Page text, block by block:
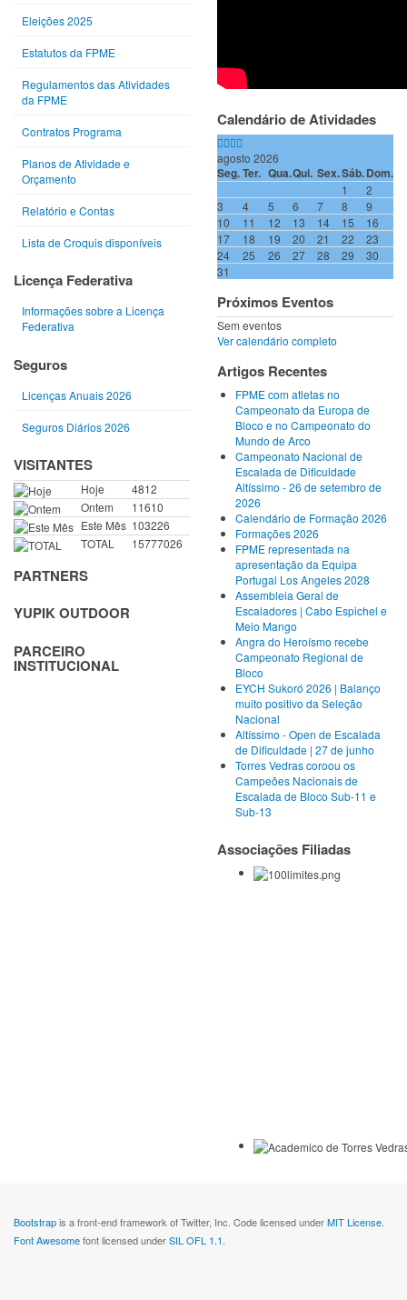
Eleições 2025
Estatutos da FPME
Regulamentos das Atividades
da FPME
Contratos Programa
Planos de Atividade e
Orçamento
Relatório e Contas
Lista de Croquis disponíveis
Licença Federativa
Informações sobre a Licença
Federativa
Seguros
Licenças Anuais 2026
Seguros Diários 2026
VISITANTES
Hoje
4812
Ontem
11610
Este Mês 103226
TOTAL
15777026
PARTNERS
YUPIK OUTDOOR
PARCEIRO
INSTITUCIONAL
Calendário de Atividades
agosto 2026
Seg.Ter. Qua.Qui. Sex.Sáb.Dom.
1
2
3
4 5 6 7 8
9
10
11 12 13 14 15
16
17
18 19 20 21 22
23
24
25 26 27 28 29
30
31
Próximos Eventos
Sem eventos
Ver calendário completo
Artigos Recentes
FPME com atletas no
Campeonato da Europa de
Bloco e no Campeonato do
Mundo de Arco
Campeonato Nacional de
Escalada de Dificuldade
Altíssimo - 26 de setembro de
2026
Calendário de Formação 2026
Formações 2026
FPME representada na
apresentação da Equipa
Portugal Los Angeles 2028
Assembleia Geral de
Escaladores | Cabo Espichel e
Meio Mango
Angra do Heroísmo recebe
Campeonato Regional de
Bloco
EYCH Sukoró 2026 | Balanço
muito positivo da Seleção
Nacional
Altíssimo - Open de Escalada
de Dificuldade | 27 de junho
Torres Vedras coroou os
Campeões Nacionais de
Escalada de Bloco Sub-11 e
Sub-13
Associações Filiadas
Bootstrapis a front-end framework of Twitter, Inc. Code licensed underMIT License.
Font Awesomefont licensed underSIL OFL 1.1